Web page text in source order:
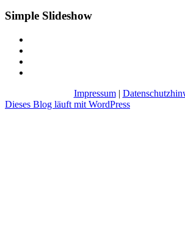
Simple Slideshow
Impressum|
Dieses Blog läuft mit WordPress